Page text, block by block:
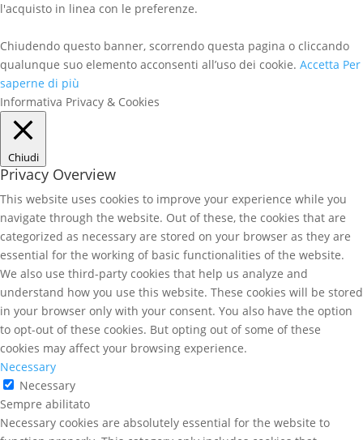
l'acquisto in linea con le preferenze.
Chiudendo questo banner, scorrendo questa pagina o cliccando
qualunque suo elemento acconsenti all’uso dei cookie. Accetta Per
saperne di più
Informativa Privacy & Cookies
Chiudi
Privacy Overview
This website uses cookies to improve your experience while you
navigate through the website. Out of these, the cookies that are
categorized as necessary are stored on your browser as they are
essential for the working of basic functionalities of the website.
We also use third-party cookies that help us analyze and
understand how you use this website. These cookies will be stored
in your browser only with your consent. You also have the option
to opt-out of these cookies. But opting out of some of these
cookies may affect your browsing experience.
Necessary
Necessary
Sempre abilitato
Necessary cookies are absolutely essential for the website to